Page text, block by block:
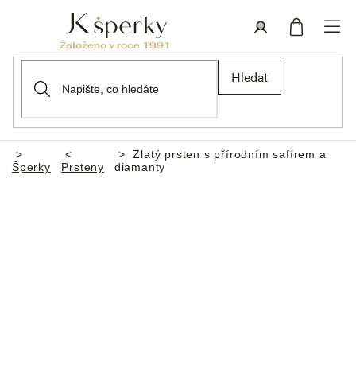
Hledat
Domů
Šperky Prsteny
Zlatý prsten s přírodním safírem a
diamanty